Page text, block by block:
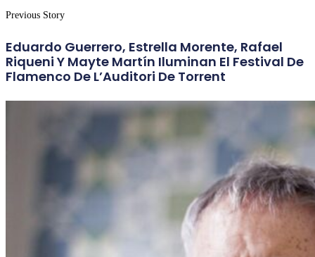
Previous Story
Eduardo Guerrero, Estrella Morente, Rafael
Riqueni Y Mayte Martín Iluminan El Festival De
Flamenco De L’Auditori De Torrent